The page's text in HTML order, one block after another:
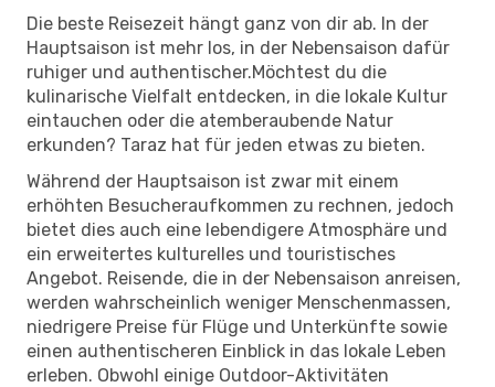
Die beste Reisezeit hängt ganz von dir ab. In der
Hauptsaison ist mehr los, in der Nebensaison dafür
ruhiger und authentischer.Möchtest du die
kulinarische Vielfalt entdecken, in die lokale Kultur
eintauchen oder die atemberaubende Natur
erkunden? Taraz hat für jeden etwas zu bieten.
Während der Hauptsaison ist zwar mit einem
erhöhten Besucheraufkommen zu rechnen, jedoch
bietet dies auch eine lebendigere Atmosphäre und
ein erweitertes kulturelles und touristisches
Angebot. Reisende, die in der Nebensaison anreisen,
werden wahrscheinlich weniger Menschenmassen,
niedrigere Preise für Flüge und Unterkünfte sowie
einen authentischeren Einblick in das lokale Leben
erleben. Obwohl einige Outdoor-Aktivitäten